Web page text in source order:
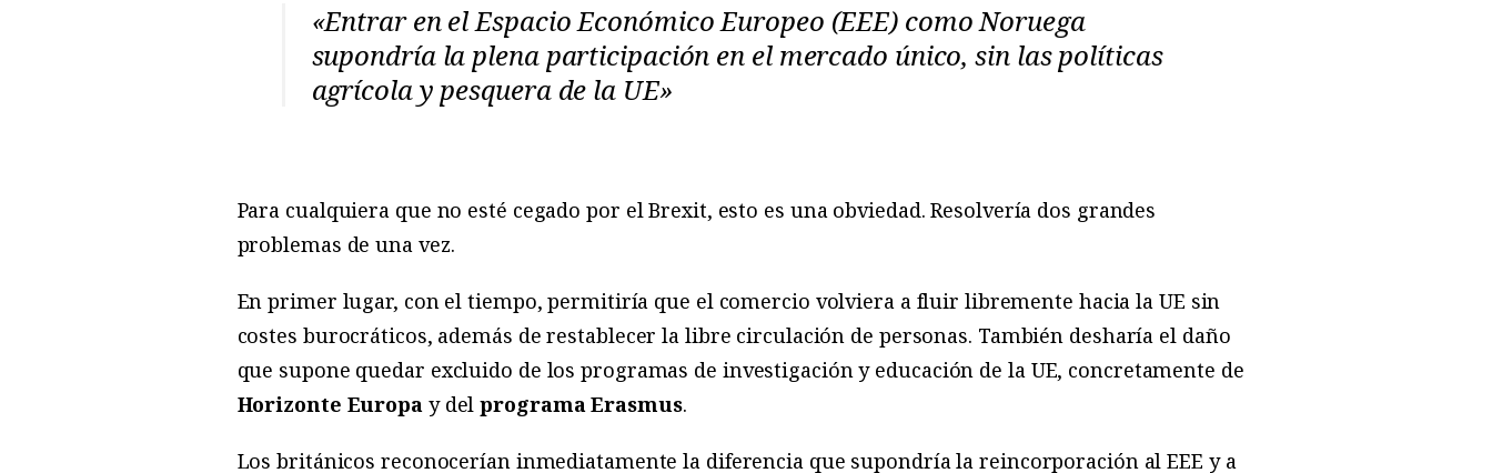
«Entrar en el Espacio Económico Europeo (EEE) como Noruega
supondría la plena participación en el mercado único, sin las políticas
agrícola y pesquera de la UE»
Para cualquiera que no esté cegado por el Brexit, esto es una obviedad. Resolvería dos grandes
problemas de una vez.
En primer lugar, con el tiempo, permitiría que el comercio volviera a fluir libremente hacia la UE sin
costes burocráticos, además de restablecer la libre circulación de personas. También desharía el daño
que supone quedar excluido de los programas de investigación y educación de la UE, concretamente de
Horizonte Europay delprograma Erasmus.
Los británicos reconocerían inmediatamente la diferencia que supondría la reincorporación al EEE y a